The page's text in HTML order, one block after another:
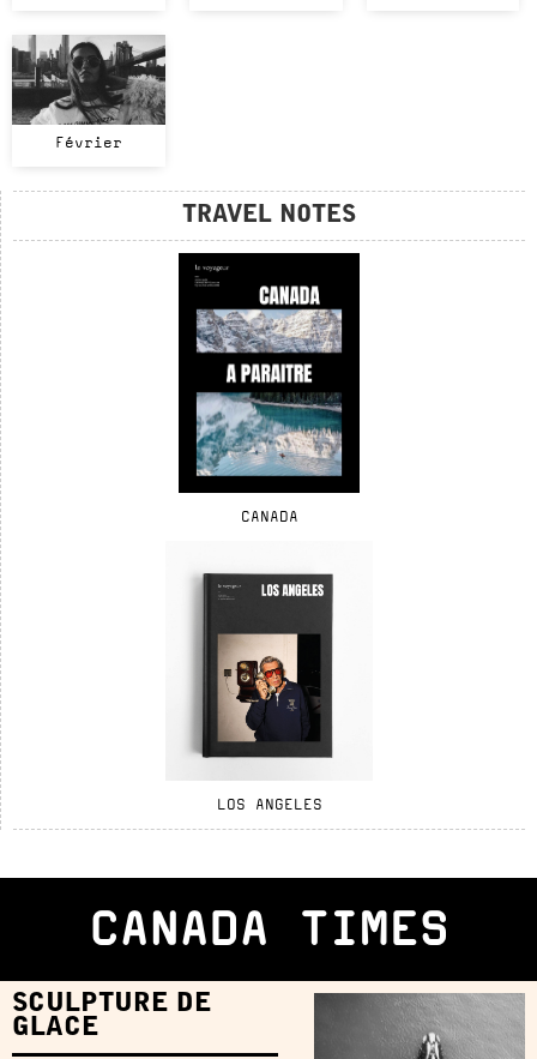
Février
TRAVEL NOTES
CANADA
LOS ANGELES
CANADA TIMES
SCULPTURE DE
GLACE